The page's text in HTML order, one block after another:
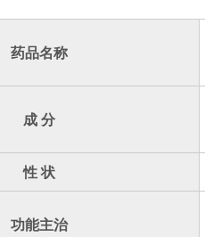
药品名称
成 分
性 状
功能主治